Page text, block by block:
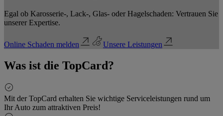
Egal ob Karosserie-, Lack-, Glas- oder Hagelschaden: Vertrauen Sie
unserer Expertise.
Online Schaden melden Unsere Leistungen
Was ist die TopCard?
Mit der TopCard erhalten Sie wichtige Serviceleistungen rund um
Ihr Auto zum attraktiven Preis!